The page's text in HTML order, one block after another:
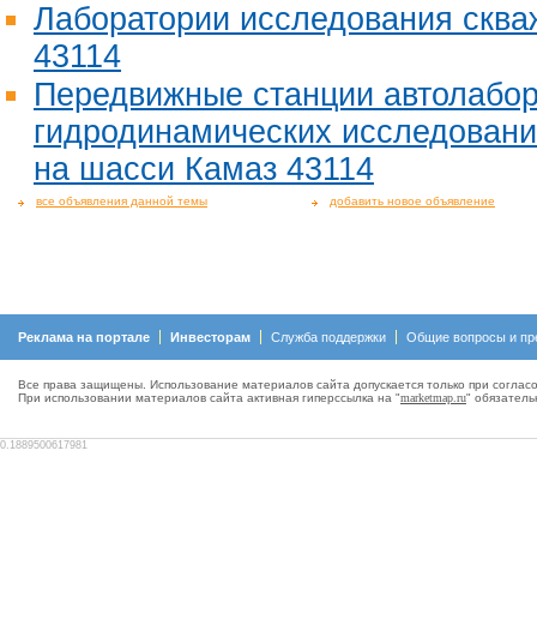
Лаборатории исследования
43114
Передвижные станции
гидродинамических
на шасси Камаз 43114
добавить новое объявление
все объявления данной темы
Реклама на портале Инвесторам Служба поддержки Общие вопросы и
Все права защищены. Использование материалов сайта допускается только при
При использовании материалов сайта активная гиперсcылка на "marketmap.ru"
0.1889500617981